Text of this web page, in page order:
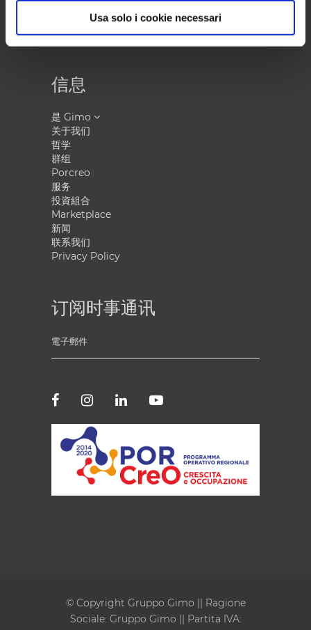
Usa solo i cookie necessari
信息
是 Gimo
关于我们
哲学
群组
Porcreo
服务
投資組合
Marketplace
新闻
联系我们
Privacy Policy
订阅时事通讯
© Copyright Gruppo Gimo || Ragione
Sociale: Gruppo Gimo || Partita IVA: